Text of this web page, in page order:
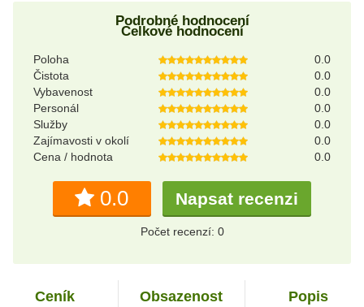
Podrobné hodnocení
Celkové hodnocení
Poloha
0.0
Čistota
0.0
Vybavenost
0.0
Personál
0.0
Služby
0.0
Zajímavosti v okolí
0.0
Cena / hodnota
0.0
0.0 Napsat recenzi
Počet recenzí: 0
Ceník Obsazenost Popis